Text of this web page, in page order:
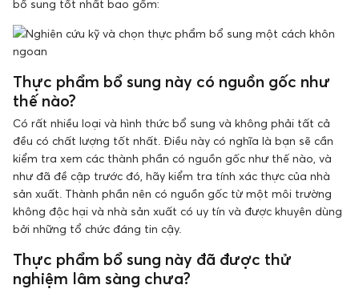
bổ sung tốt nhất bao gồm:
Thực phẩm bổ sung này có nguồn gốc như
thế nào?
Có rất nhiều loại và hình thức bổ sung và không phải tất cả
đều có chất lượng tốt nhất. Điều này có nghĩa là bạn sẽ cần
kiểm tra xem các thành phần có nguồn gốc như thế nào, và
như đã đề cập trước đó, hãy kiểm tra tính xác thực của nhà
sản xuất. Thành phần nên có nguồn gốc từ một môi trường
không độc hại và nhà sản xuất có uy tín và được khuyên dùng
bởi những tổ chức đáng tin cậy.
Thực phẩm bổ sung này đã được thử
nghiệm lâm sàng chưa?